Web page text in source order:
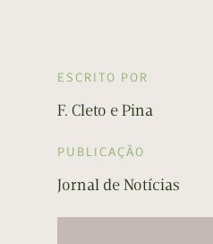
ESCRITO POR
F. Cleto e Pina
PUBLICAÇÃO
Jornal de Notícias